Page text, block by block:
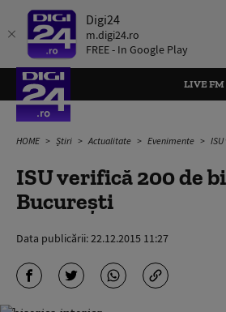
Digi24
m.digi24.ro
FREE - In Google Play
LIVE FM
HOME Știri Actualitate Evenimente ISU
ISU verifică 200 de
București
Data publicării:22.12.2015 11:27